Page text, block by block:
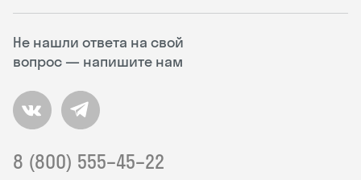
Не нашли ответа на свой
вопрос — напишите нам
8 (800) 555–45–22